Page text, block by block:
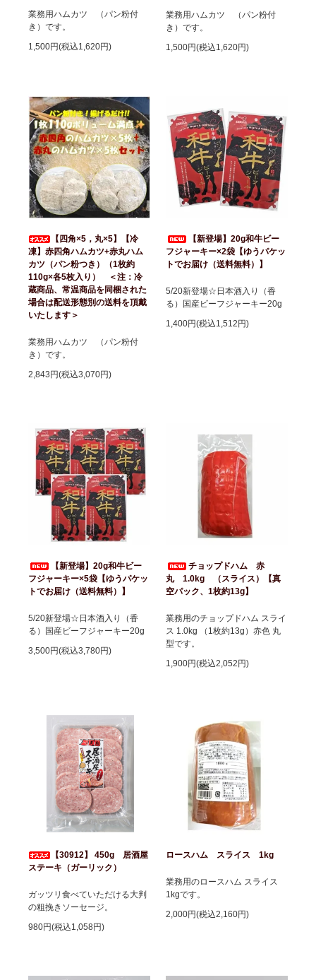
業務用ハムカツ （パン粉付
き）です。
1,500円(税込1,620円)
業務用ハムカツ （パン粉付
き）です。
1,500円(税込1,620円)
【四角×5，丸×5】【冷
凍】赤四角ハムカツ+赤丸ハム
カツ（パン粉つき）（1枚約
110g×各5枚入り） ＜注：冷
蔵商品、常温商品を同梱された
場合は配送形態別の送料を頂戴
いたします＞
業務用ハムカツ （パン粉付
き）です。
2,843円(税込3,070円)
【新登場】20g和牛ビー
フジャーキー×2袋【ゆうパケッ
トでお届け（送料無料）】
5/20新登場☆日本酒入り（香
る）国産ビーフジャーキー20g
1,400円(税込1,512円)
【新登場】20g和牛ビー
フジャーキー×5袋【ゆうパケッ
トでお届け（送料無料）】
5/20新登場☆日本酒入り（香
る）国産ビーフジャーキー20g
3,500円(税込3,780円)
チョップドハム 赤
丸 1.0kg （スライス）【真
空パック、1枚約13g】
業務用のチョップドハム スライ
ス 1.0kg （1枚約13g）赤色 丸
型です。
1,900円(税込2,052円)
【30912】 450g 居酒屋
ステーキ（ガーリック）
ガッツリ食べていただける大判
の粗挽きソーセージ。
980円(税込1,058円)
ロースハム スライス 1kg
業務用のロースハム スライス
1kgです。
2,000円(税込2,160円)